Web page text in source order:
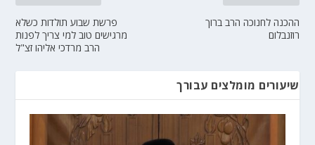
פרשת שבוע תולדות כשלא
מרגישים טוב למי צריך לפנות
הרב מרדכי אליהו זצ"ל
ההכנה לחנוכה הרב ברוך
רוזנבלום
שיעורים מומלצים עבורך